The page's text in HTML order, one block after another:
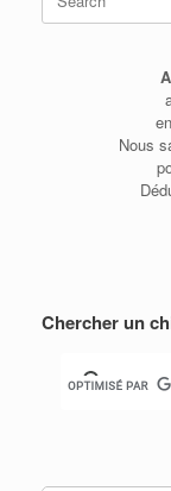
for:
Nous
Chercher un